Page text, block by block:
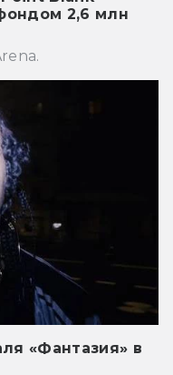
2,6 млн
«Фантазия» в